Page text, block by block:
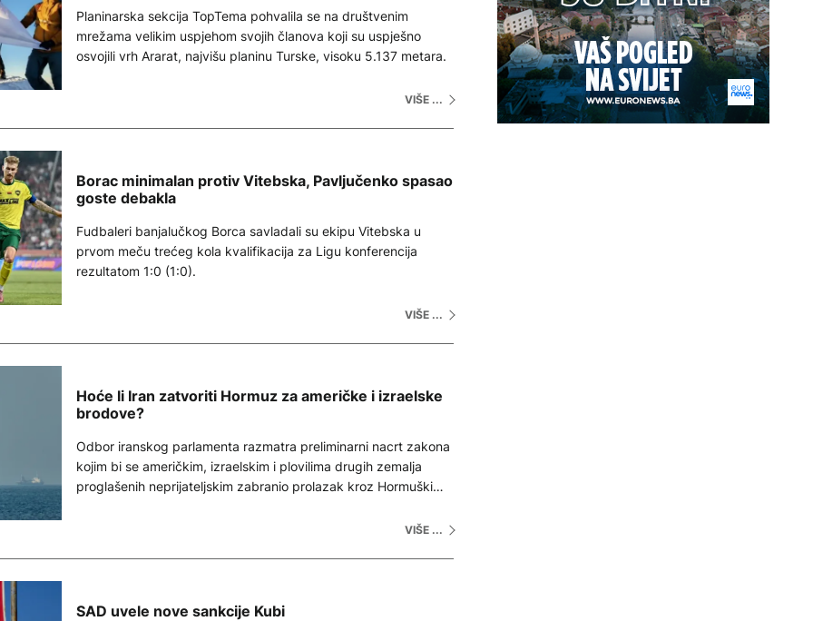
Planinarska sekcija TopTema pohvalila se na društvenim
mrežama velikim uspjehom svojih članova koji su uspješno
osvojili vrh Ararat, najvišu planinu Turske, visoku 5.137 metara.
VIŠE ...
Borac minimalan protiv Vitebska, Pavljučenko spasao
goste debakla
Fudbaleri banjalučkog Borca savladali su ekipu Vitebska u
prvom meču trećeg kola kvalifikacija za Ligu konferencija
rezultatom 1:0 (1:0).
VIŠE ...
Hoće li Iran zatvoriti Hormuz za američke i izraelske
brodove?
Odbor iranskog parlamenta razmatra preliminarni nacrt zakona
kojim bi se američkim, izraelskim i plovilima drugih zemalja
proglašenih neprijateljskim zabranio prolazak kroz Hormuški
VIŠE ...
SAD uvele nove sankcije Kubi